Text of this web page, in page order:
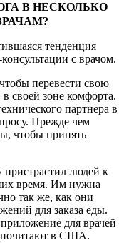
В НЕСКОЛЬКО
тенденция
с врачом.
перевести свою
своей зоне комфорта.
партнера в
Прежде чем
чтобы принять
людей к
время. Им нужна
так же, как они
для заказа еды.
для врачей
в США.